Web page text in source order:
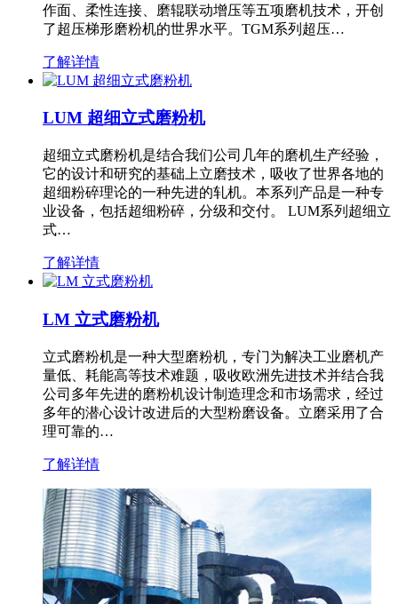
作面、柔性连接、磨辊联动增压等五项磨机技术，开创
了超压梯形磨粉机的世界水平。TGM系列超压…
了解详情
LUM 超细立式磨粉机
超细立式磨粉机是结合我们公司几年的磨机生产经验，
它的设计和研究的基础上立磨技术，吸收了世界各地的
超细粉碎理论的一种先进的轧机。本系列产品是一种专
业设备，包括超细粉碎，分级和交付。 LUM系列超细立
式…
了解详情
LM 立式磨粉机
立式磨粉机是一种大型磨粉机，专门为解决工业磨机产
量低、耗能高等技术难题，吸收欧洲先进技术并结合我
公司多年先进的磨粉机设计制造理念和市场需求，经过
多年的潜心设计改进后的大型粉磨设备。立磨采用了合
理可靠的…
了解详情